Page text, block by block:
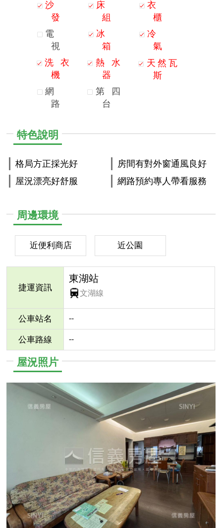
沙
發
電
視
洗
衣
機
網
路
床
組
冰
箱
熱
水
器
第
四
台
衣
櫃
冷
氣
天 然 瓦
斯
特色說明
格局方正採光好
屋況漂亮好舒服
房間有對外窗通風良好
網路預約專人帶看服務
周邊環境
近便利商店 近公園
捷運資訊
東湖站
文湖線
公車站名 --
公車路線 --
屋況照片